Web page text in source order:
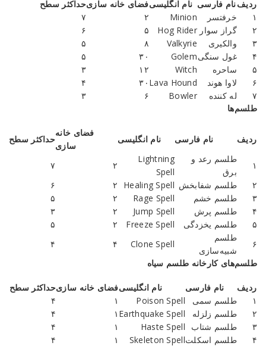
ردیفنام فارسی نام انگلیسیفضای خانه سازیحداکثر سطح
۱
خرفتسر Minion ۲
۷
۲
گراز سوار Hog Rider ۵
۶
۳
والکیری Valkyrie ۸
۵
۴
غول سنگیGolem ۳۰
۵
۵
ساحره Witch ۱۲
۳
۶
لاوا هوند Lava Hound ۳۰
۴
۷
له کننده Bowler ۶
۳
طلسم‌ها
ردیف نام فارسی نام انگلیسی
فضای خانه
سازی
حداکثر سطح
۱
طلسم رعد و
برق
Lightning
Spell
۲
۷
۲
طلسم شفابخش Healing Spell ۲
۶
۳
طلسم خشم Rage Spell ۲
۵
۴
طلسم پرش Jump Spell ۲
۳
۵
طلسم یخزدگی Freeze Spell ۲
۵
۶
طلسم
شبیه‌سازی
Clone Spell ۴
۴
طلسم‌های کارخانه طلسم سیاه
ردیف نام فارسی نام انگلیسیفضای خانه سازیحداکثر سطح
۱
طلسم سمی Poison Spell ۱
۴
۲
طلسم زلزله Earthquake Spell ۱
۴
۳
طلسم شتاب Haste Spell ۱
۴
۴
طلسم اسکلتSkeleton Spell ۱ ۴